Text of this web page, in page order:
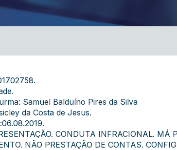
Samuel Balduíno Pires da Silva
da Costa de Jesus.
CONDUTA INFRACIONAL. MÁ
NÃO PRESTAÇÃO DE CONTAS.